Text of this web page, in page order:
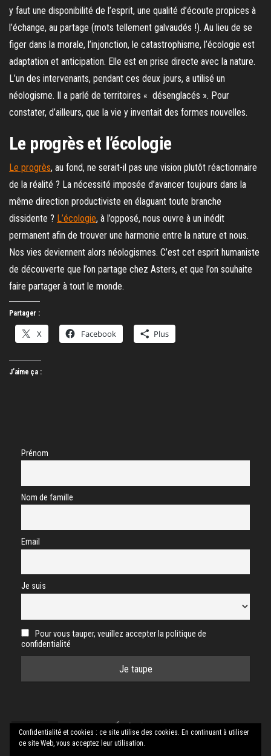
y faut une disponibilité de l’esprit, une qualité d’écoute propices à
l’échange, au partage (mots tellement galvaudés !). Au lieu de se
figer dans la morale, l’injonction, le catastrophisme, l’écologie est
adaptation et anticipation. Elle est en prise directe avec la nature.
L’un des intervenants, pendant ces deux jours, a utilisé un
néologisme. Il a parlé de territoires « désenglacés ». Pour
constater, d’ailleurs, que la vie y inventait des formes nouvelles.
Le progrès et l’écologie
Le progrès, au fond, ne serait-il pas une vision plutôt réactionnaire
de la réalité ? La nécessité imposée d’avancer toujours dans la
même direction productiviste en élaguant toute branche
dissidente ? L’écologie, à l’opposé, nous ouvre à un inédit
permanent afin de trouver une harmonie entre la nature et nous.
Nos vies deviennent alors néologismes. C’est cet esprit humaniste
de découverte que l’on partage chez Asters, et que l’on souhaite
faire partager à tout le monde.
Partager :
X Facebook Plus
J’aime ça :
Prénom
Nom de famille
Email
Je suis
Pour vous tauper, veuillez accepter la politique de
confidentialité
Mots-clés ASTERS 74 Écologie Manoir de Novel
Confidentialité et cookies : ce site utilise des cookies. En continuant à utiliser
ce site Web, vous acceptez leur utilisation.